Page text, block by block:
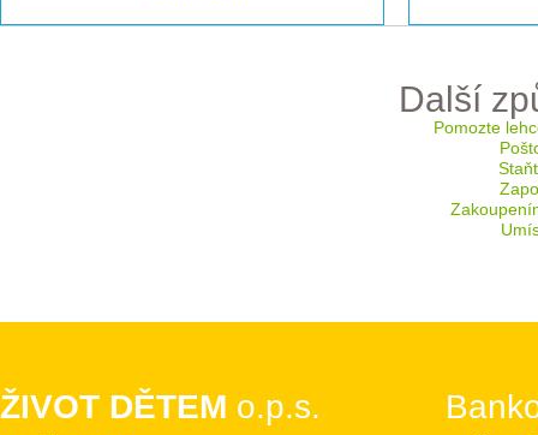
Další
Pomozte
ŽIVOT DĚTEM o.p.s.